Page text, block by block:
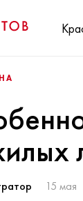
15 мая